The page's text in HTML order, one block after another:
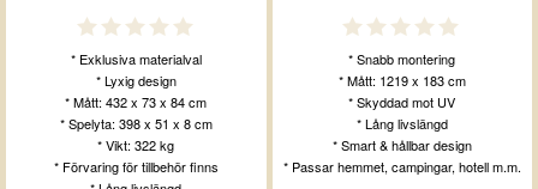
* Exklusiva materialval
* Lyxig design
* Mått: 432 x 73 x 84 cm
* Spelyta: 398 x 51 x 8 cm
* Vikt: 322 kg
* Förvaring för tillbehör finns
* Snabb montering
* Mått: 1219 x 183 cm
* Skyddad mot UV
* Lång livslängd
* Smart & hållbar design
* Passar hemmet, campingar, hotell m.m.